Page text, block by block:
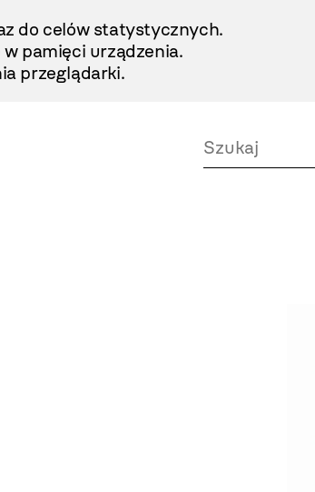
do celów statystycznych.
pamięci urządzenia.
przeglądarki.